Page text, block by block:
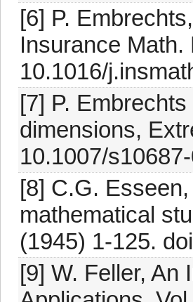
[6] P.
Insurance
10.1016/
[7] P.
dimensions,
10.1007/
[8] C.G.
mathematical
(1945) 1-125.
[9] W. Feller, An